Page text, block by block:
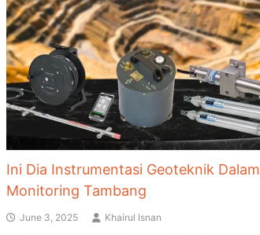
Ini Dia Instrumentasi Geoteknik Dalam
Monitoring Tambang
June 3, 2025 Khairul Isnan